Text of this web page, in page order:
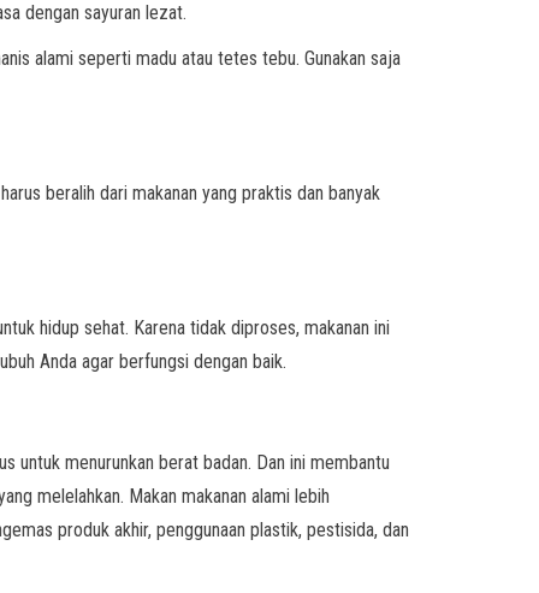
dengan sayuran lezat.
alami seperti madu atau tetes tebu. Gunakan saja
beralih dari makanan yang praktis dan banyak
hidup sehat. Karena tidak diproses, makanan ini
Anda agar berfungsi dengan baik.
untuk menurunkan berat badan. Dan ini membantu
melelahkan. Makan makanan alami lebih
produk akhir, penggunaan plastik, pestisida, dan